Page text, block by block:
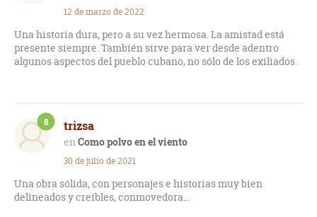
12 de marzo de 2022
Una historia dura, pero a su vez hermosa. La amistad está
presente siempre. También sirve para ver desde adentro
algunos aspectos del pueblo cubano, no sólo de los exiliados.
trizsa
Como polvo en el viento
8
30 de julio de 2021
Una obra sólida, con personajes e historias muy bien
delineados y creíbles, conmovedora...